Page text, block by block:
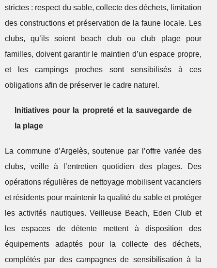
strictes : respect du sable, collecte des déchets, limitation
des constructions et préservation de la faune locale. Les
clubs, qu’ils soient beach club ou club plage pour
familles, doivent garantir le maintien d’un espace propre,
et les campings proches sont sensibilisés à ces
obligations afin de préserver le cadre naturel.
Initiatives pour la propreté et la sauvegarde de
la plage
La commune d’Argelès, soutenue par l’offre variée des
clubs, veille à l’entretien quotidien des plages. Des
opérations régulières de nettoyage mobilisent vacanciers
et résidents pour maintenir la qualité du sable et protéger
les activités nautiques. Veilleuse Beach, Eden Club et
les espaces de détente mettent à disposition des
équipements adaptés pour la collecte des déchets,
complétés par des campagnes de sensibilisation à la